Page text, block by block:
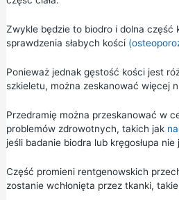
Zwykle będzie to biodro i dolna część
sprawdzenia słabych kości
Ponieważ jednak gęstość kości jest
szkieletu, można zeskanować więcej
Przedramię można przeskanować w
problemów zdrowotnych, takich jak
jeśli badanie biodra lub kręgosłupa nie
Część promieni rentgenowskich
zostanie wchłonięta przez tkanki,